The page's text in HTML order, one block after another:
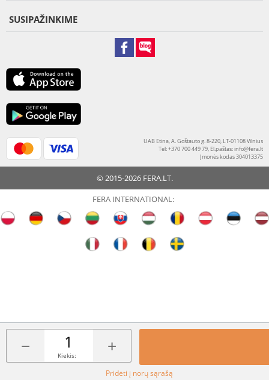
− +
Kiekis:
Pridėti į norų sąrašą
SUSIPAŽINKIME
UAB Etina, A. Goštauto g. 8-220, LT-01108 Vilnius
Tel: +370 700 449 79, El.paštas:info@fera.lt
Įmonės kodas 304013375
© 2015-2026 FERA.LT.
FERA INTERNATIONAL: